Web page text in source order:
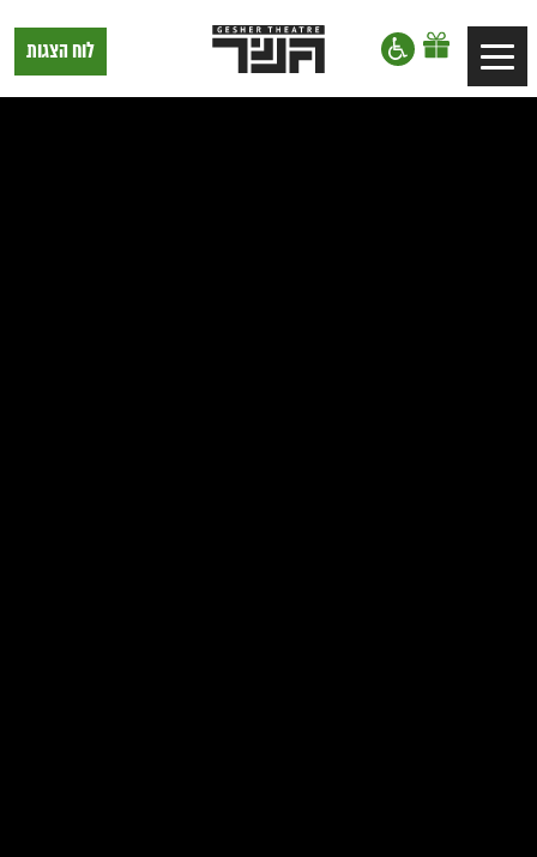
דלג לסרגל הניווט
דלג לתוכן
Toggle
navigation
תיאטרון
גשר,
לוח הצגות